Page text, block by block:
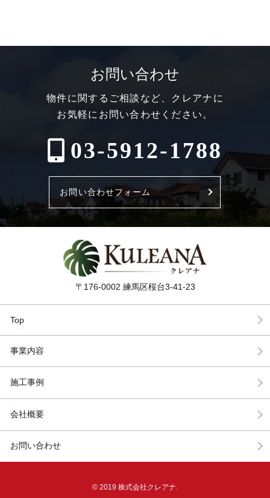
お問い合わせ
物件に関するご相談など、クレアナに
お気軽にお問い合わせください。
03-5912-1788
お問い合わせフォーム
〒176-0002 練馬区桜台3-41-23
Top
事業内容
施工事例
会社概要
お問い合わせ
© 2019 株式会社クレアナ.